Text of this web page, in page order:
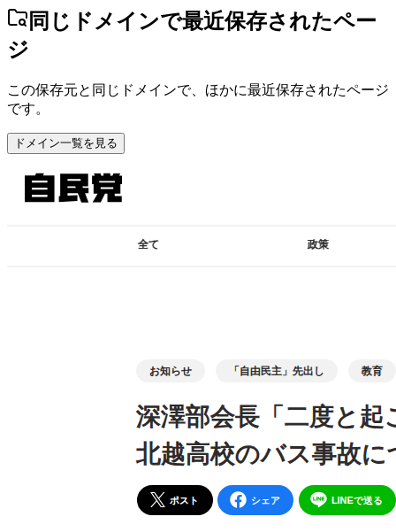
同じドメインで最近保存されたペー
ジ
この保存元と同じドメインで、ほかに最近保存されたページ
です。
ドメイン一覧を見る